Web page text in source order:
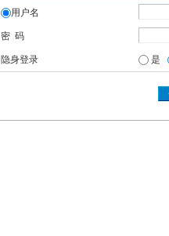
用户名
密 码
隐身登录 是